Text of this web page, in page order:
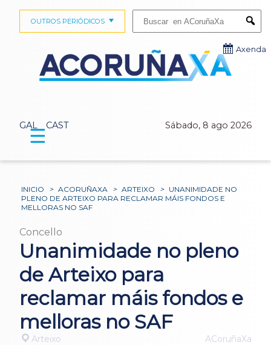
GAL CAST Sábado, 8 ago 2026
OUTROS PERIÓDICOS
Axenda
☰
INICIO > ACORUÑAXA > ARTEIXO > UNANIMIDADE NO
PLENO DE ARTEIXO PARA RECLAMAR MÁIS FONDOS E
MELLORAS NO SAF
Concello
Unanimidade no pleno
de Arteixo para
reclamar máis fondos e
melloras no SAF
Arteixo ACoruñaXa